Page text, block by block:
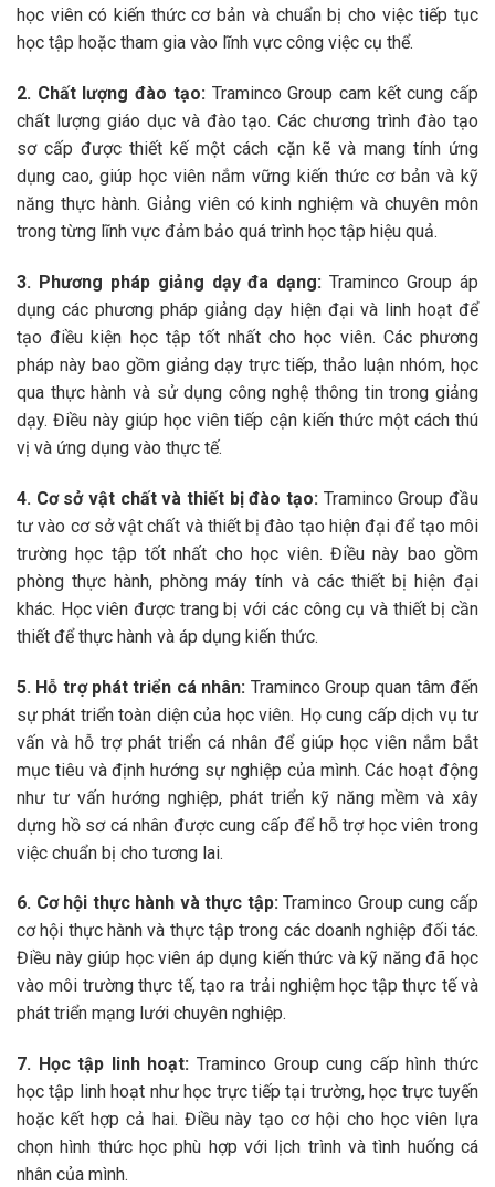
học viên có kiến thức cơ bản và chuẩn bị cho việc tiếp tục
học tập hoặc tham gia vào lĩnh vực công việc cụ thể.
2. Chất lượng đào tạo:Traminco Group cam kết cung cấp
chất lượng giáo dục và đào tạo. Các chương trình đào tạo
sơ cấp được thiết kế một cách cặn kẽ và mang tính ứng
dụng cao, giúp học viên nắm vững kiến thức cơ bản và kỹ
năng thực hành. Giảng viên có kinh nghiệm và chuyên môn
trong từng lĩnh vực đảm bảo quá trình học tập hiệu quả.
3. Phương pháp giảng dạy đa dạng: Traminco Group áp
dụng các phương pháp giảng dạy hiện đại và linh hoạt để
tạo điều kiện học tập tốt nhất cho học viên. Các phương
pháp này bao gồm giảng dạy trực tiếp, thảo luận nhóm, học
qua thực hành và sử dụng công nghệ thông tin trong giảng
dạy. Điều này giúp học viên tiếp cận kiến thức một cách thú
vị và ứng dụng vào thực tế.
4. Cơ sở vật chất và thiết bị đào tạo: Traminco Group đầu
tư vào cơ sở vật chất và thiết bị đào tạo hiện đại để tạo môi
trường học tập tốt nhất cho học viên. Điều này bao gồm
phòng thực hành, phòng máy tính và các thiết bị hiện đại
khác. Học viên được trang bị với các công cụ và thiết bị cần
thiết để thực hành và áp dụng kiến thức.
5. Hỗ trợ phát triển cá nhân: Traminco Group quan tâm đến
sự phát triển toàn diện của học viên. Họ cung cấp dịch vụ tư
vấn và hỗ trợ phát triển cá nhân để giúp học viên nắm bắt
mục tiêu và định hướng sự nghiệp của mình. Các hoạt động
như tư vấn hướng nghiệp, phát triển kỹ năng mềm và xây
dựng hồ sơ cá nhân được cung cấp để hỗ trợ học viên trong
việc chuẩn bị cho tương lai.
6. Cơ hội thực hành và thực tập:Traminco Group cung cấp
cơ hội thực hành và thực tập trong các doanh nghiệp đối tác.
Điều này giúp học viên áp dụng kiến thức và kỹ năng đã học
vào môi trường thực tế, tạo ra trải nghiệm học tập thực tế và
phát triển mạng lưới chuyên nghiệp.
7. Học tập linh hoạt: Traminco Group cung cấp hình thức
học tập linh hoạt như học trực tiếp tại trường, học trực tuyến
hoặc kết hợp cả hai. Điều này tạo cơ hội cho học viên lựa
chọn hình thức học phù hợp với lịch trình và tình huống cá
nhân của mình.